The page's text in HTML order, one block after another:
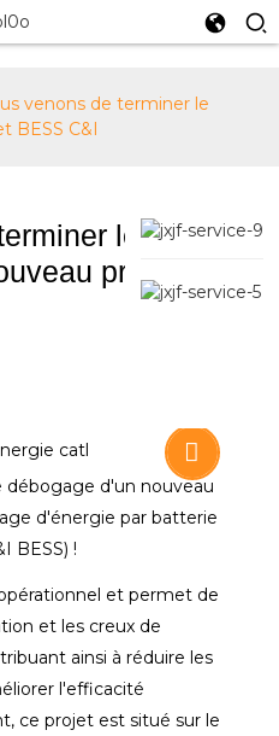
venons de terminer le
BESS C&I
le
projet
débogage d'un nouveau
d'énergie par batterie
BESS) !
et permet de
et les creux de
ainsi à réduire les
l'efficacité
ce projet est situé sur le